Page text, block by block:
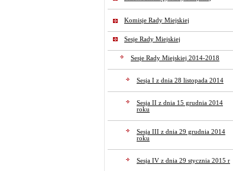
Komisje Rady Miejskiej
Sesje Rady Miejskiej
Sesje Rady Miejskiej 2014-2018
Sesja I z dnia 28 listopada 2014
Sesja II z dnia 15 grudnia 2014
roku
Sesja III z dnia 29 grudnia 2014
roku
Sesja IV z dnia 29 stycznia 2015 r